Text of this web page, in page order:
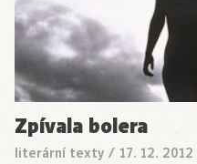
Zpívala bolera
literární texty / 17. 12. 2012